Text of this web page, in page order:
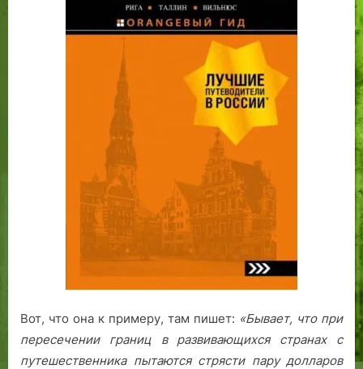
Вот, что она к примеру, там пишет: «Бывает, что при
пересечении границ в развивающихся странах с
путешественника пытаются стрясти пару долларов